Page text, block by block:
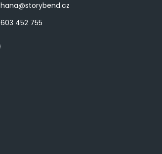
hana@storybend.cz
603 452 755